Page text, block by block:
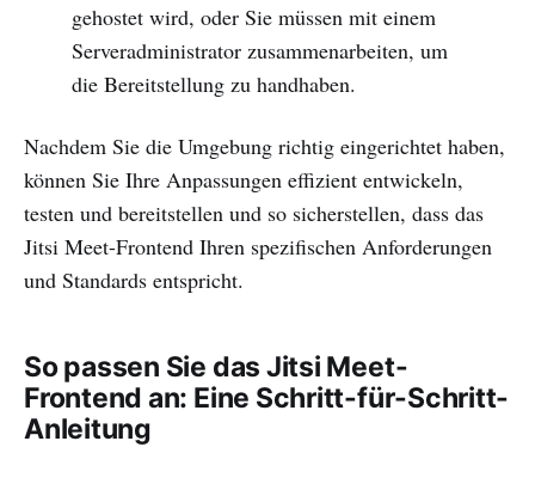
gehostet wird, oder Sie müssen mit einem
Serveradministrator zusammenarbeiten, um
die Bereitstellung zu handhaben.
Nachdem Sie die Umgebung richtig eingerichtet haben,
können Sie Ihre Anpassungen effizient entwickeln,
testen und bereitstellen und so sicherstellen, dass das
Jitsi Meet-Frontend Ihren spezifischen Anforderungen
und Standards entspricht.
So passen Sie das Jitsi Meet-
Frontend an: Eine Schritt-für-Schritt-
Anleitung